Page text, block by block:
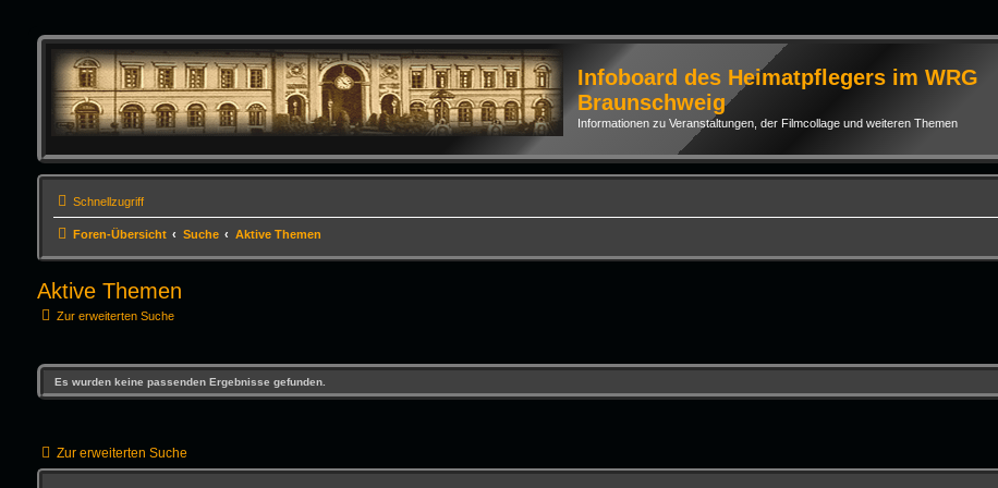
Infoboard des Heimatpflegers im WRG
Braunschweig
Informationen zu Veranstaltungen, der Filmcollage und weiteren Themen
Schnellzugriff
Foren-Übersicht Suche Aktive Themen
Aktive Themen
Zur erweiterten Suche
Es wurden keine passenden Ergebnisse gefunden.
Zur erweiterten Suche